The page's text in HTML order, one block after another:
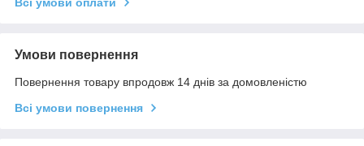
Умови повернення
Повернення товару впродовж 14 днів за домовленістю
Всі умови повернення